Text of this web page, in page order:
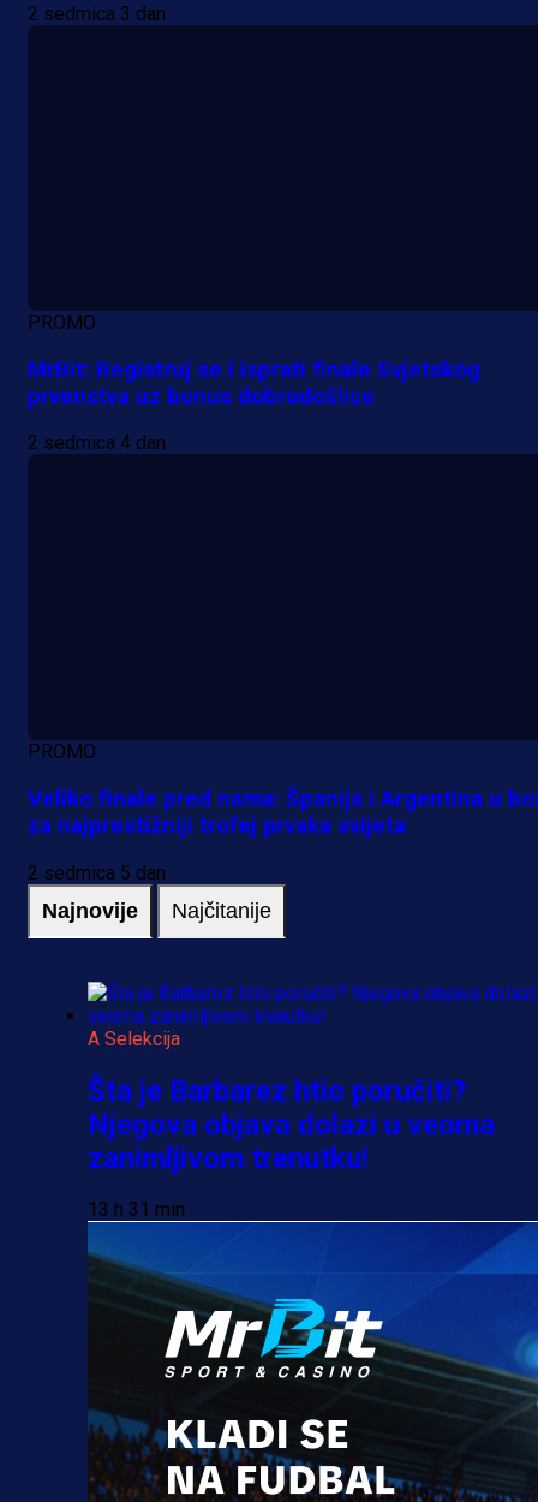
2 sedmica 3 dan
PROMO
MrBit: Registruj se i isprati finale Svjetskog
prvenstva uz bonus dobrodošlice
2 sedmica 4 dan
PROMO
Veliko finale pred nama: Španija i Argentina u
za najprestižniji trofej prvaka svijeta
2 sedmica 5 dan
Najnovije Najčitanije
A Selekcija
Šta je Barbarez htio poručiti?
Njegova objava dolazi u veoma
zanimljivom trenutku!
13 h 31 min